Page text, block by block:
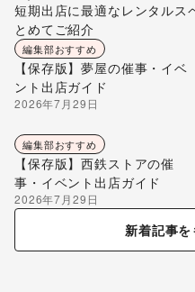
短期出店に最適なレンタルス
とめてご紹介
編集部おすすめ
【保存版】夢屋の催事・イベ
ント出店ガイド
2026年7月29日
編集部おすすめ
【保存版】西鉄ストアの催
事・イベント出店ガイド
2026年7月29日
新着記事